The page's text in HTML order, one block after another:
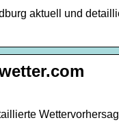
aktuell und